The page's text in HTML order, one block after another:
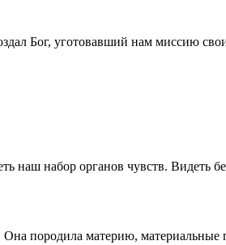
Бог, уготовавший нам миссию
наш набор органов чувств. Видеть
Она породила материю,